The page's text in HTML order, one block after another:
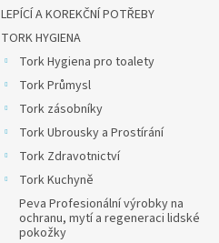
LEPÍCÍ A KOREKČNÍ POTŘEBY
TORK HYGIENA
Tork Hygiena pro toalety
Tork Průmysl
Tork zásobníky
Tork Ubrousky a Prostírání
Tork Zdravotnictví
Tork Kuchyně
Peva Profesionální výrobky na
ochranu, mytí a regeneraci lidské
pokožky